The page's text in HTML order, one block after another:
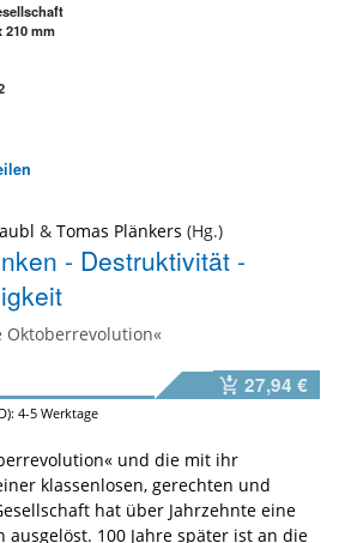
210 mm
& Tomas Plänkers
- Destruktivität -
Oktoberrevolution«
27,94 €
4-5 Werktage
und die mit ihr
klassenlosen, gerechten und
hat über Jahrzehnte eine
ausgelöst. 100 Jahre später ist an die